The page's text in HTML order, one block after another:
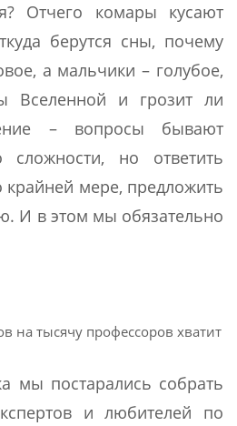
Отчего комары кусают
берутся сны, почему
а мальчики – голубое,
Вселенной и грозит ли
– вопросы бывают
но ответить
крайней мере, предложить
И в этом мы обязательно
на тысячу профессоров хватит
мы постарались собрать
и любителей по